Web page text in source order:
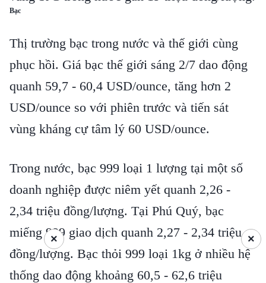
Bạc
Thị trường bạc trong nước và thế giới cùng
phục hồi. Giá bạc thế giới sáng 2/7 dao động
quanh 59,7 - 60,4 USD/ounce, tăng hơn 2
USD/ounce so với phiên trước và tiến sát
vùng kháng cự tâm lý 60 USD/ounce.
Trong nước, bạc 999 loại 1 lượng tại một số
doanh nghiệp được niêm yết quanh 2,26 -
2,34 triệu đồng/lượng. Tại Phú Quý, bạc
miếng 999 giao dịch quanh 2,27 - 2,34 triệu
đồng/lượng. Bạc thỏi 999 loại 1kg ở nhiều hệ
thống dao động khoảng 60,5 - 62,6 triệu
×
×